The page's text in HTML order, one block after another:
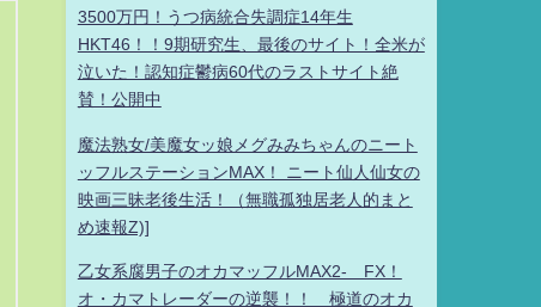
3500万円！うつ病統合失調症14年生
HKT46！！9期研究生、最後のサイト！全米が
泣いた！認知症鬱病60代のラストサイト絶
賛！公開中
魔法熟女/美魔女ッ娘メグみみちゃんのニート
ッフルステーションMAX！ ニート仙人仙女の
映画三昧老後生活！（無職孤独居老人的まと
め速報Z)]
乙女系腐男子のオカマッフルMAX2- FX！
オ・カマトレーダーの逆襲！！ 極道のオカ